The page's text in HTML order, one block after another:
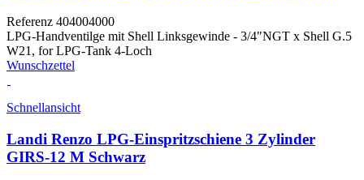
Referenz 404004000
LPG-Handventilge mit Shell Linksgewinde - 3/4"NGT x Shell G.5
W21, for LPG-Tank 4-Loch
Wunschzettel
Schnellansicht
Landi Renzo LPG-Einspritzschiene 3 Zylinder
GIRS-12 M Schwarz